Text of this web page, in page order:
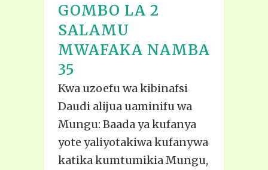
GOMBO LA 2
SALAMU
MWAFAKA NAMBA
35
Kwa uzoefu wa kibinafsi
Daudi alijua uaminifu wa
Mungu: Baada ya kufanya
yote yaliyotakiwa kufanywa
katika kumtumikia Mungu,